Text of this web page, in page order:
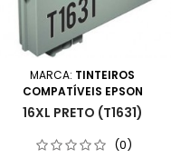
MARCA: TINTEIROS
COMPATÍVEIS EPSON
16XL PRETO (T1631)
(0)